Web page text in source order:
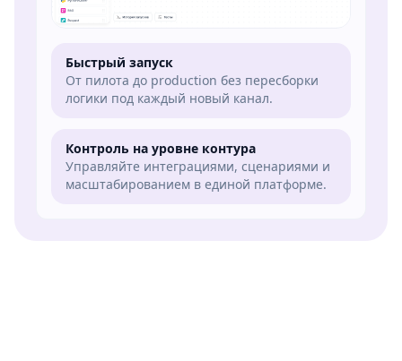
Быстрый запуск
От пилота до production без пересборки
логики под каждый новый канал.
Контроль на уровне контура
Управляйте интеграциями, сценариями и
масштабированием в единой платформе.